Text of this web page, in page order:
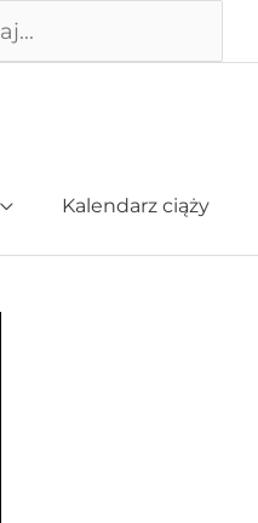
Kalendarz ciąży